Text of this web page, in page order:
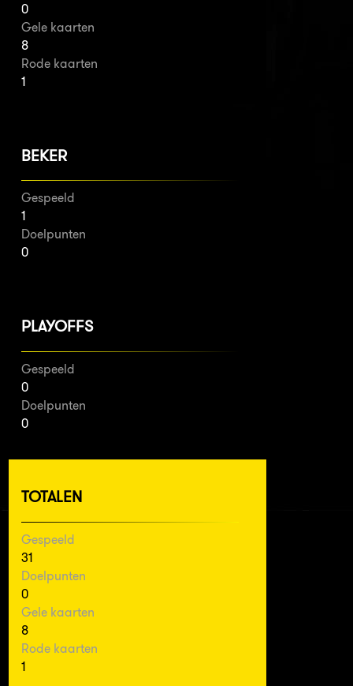
0
Gele kaarten
8
Rode kaarten
1
BEKER
Gespeeld
1
Doelpunten
0
PLAYOFFS
Gespeeld
0
Doelpunten
0
TOTALEN
Gespeeld
31
Doelpunten
0
Gele kaarten
8
Rode kaarten
1